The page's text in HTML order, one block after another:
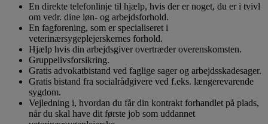
En direkte telefonlinje til hjælp, hvis der er noget, du er i tvivl
om vedr. dine løn- og arbejdsforhold.
En fagforening, som er specialiseret i
veterinærsygeplejerskernes forhold.
Hjælp hvis din arbejdsgiver overtræder overenskomsten.
Gruppelivsforsikring.
Gratis advokatbistand ved faglige sager og arbejdsskadesager.
Gratis bistand fra socialrådgivere ved f.eks. længerevarende
sygdom.
Vejledning i, hvordan du får din kontrakt forhandlet på plads,
når du skal have dit første job som uddannet